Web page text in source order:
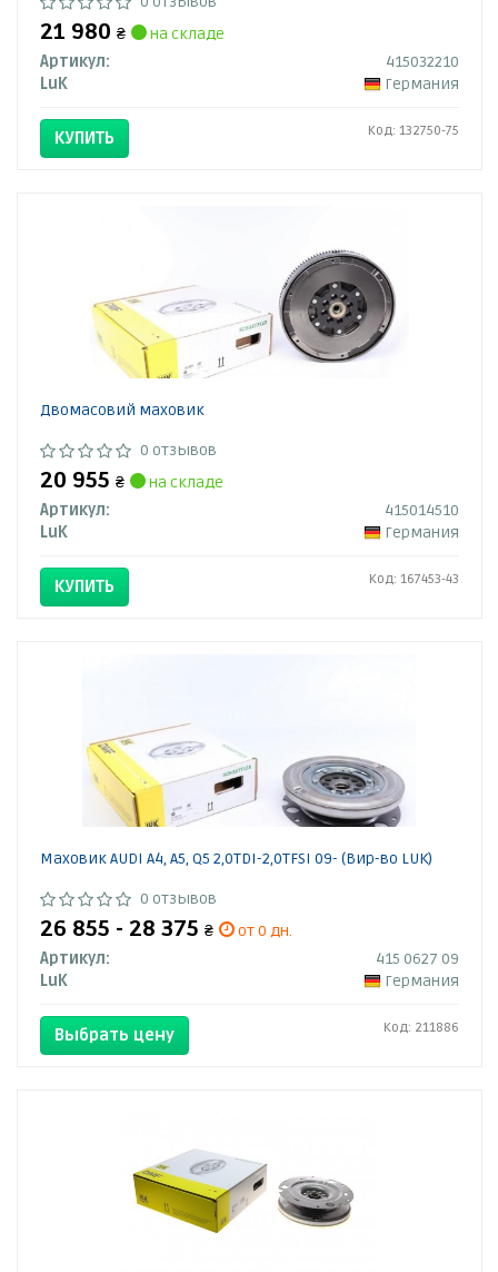
21 980 ₴
на складе
Артикул:
415032210
LuK
Германия
КУПИТЬ Код: 132750-75
Двомасовий маховик
0 отзывов
20 955 ₴
на складе
Артикул:
415014510
LuK
Германия
КУПИТЬ Код: 167453-43
Маховик AUDI A4, A5, Q5 2,0TDI-2,0TFSI 09- (Вир-во LUK)
0 отзывов
26 855 - 28 375 ₴
от 0 дн.
Артикул:
415 0627 09
LuK
Германия
Выбрать цену Код: 211886